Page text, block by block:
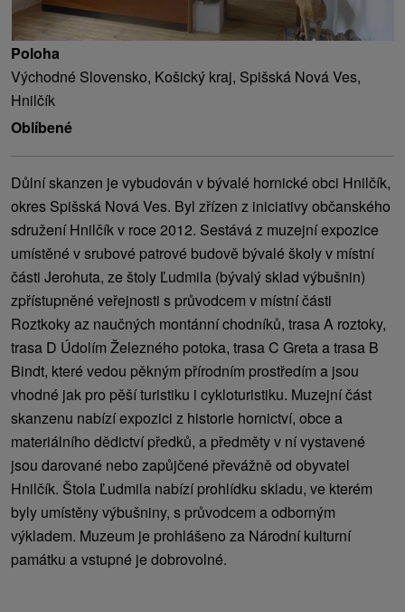
Poloha
Východné Slovensko, Košický kraj, Spišská Nová Ves,
Hnilčík
Oblíbené
Důlní skanzen je vybudován v bývalé hornické obci Hnilčík,
okres Spišská Nová Ves. Byl zřízen z iniciativy občanského
sdružení Hnilčík v roce 2012. Sestává z muzejní expozice
umístěné v srubové patrové budově bývalé školy v místní
části Jerohuta, ze štoly Ľudmila (bývalý sklad výbušnin)
zpřístupněné veřejnosti s průvodcem v místní části
Roztkoky az naučných montánní chodníků, trasa A roztoky,
trasa D Údolím Železného potoka, trasa C Greta a trasa B
Bindt, které vedou pěkným přírodním prostředím a jsou
vhodné jak pro pěší turistiku i cykloturistiku. Muzejní část
skanzenu nabízí expozici z historie hornictví, obce a
materiálního dědictví předků, a předměty v ní vystavené
jsou darované nebo zapůjčené převážně od obyvatel
Hnilčík. Štola Ľudmila nabízí prohlídku skladu, ve kterém
byly umístěny výbušniny, s průvodcem a odborným
výkladem. Muzeum je prohlášeno za Národní kulturní
památku a vstupné je dobrovolné.